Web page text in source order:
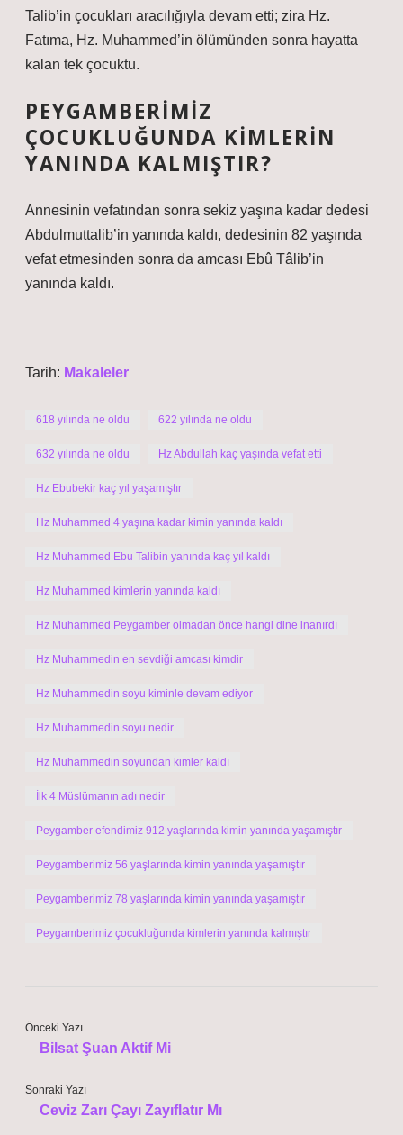
Talib’in çocukları aracılığıyla devam etti; zira Hz.
Fatıma, Hz. Muhammed’in ölümünden sonra hayatta
kalan tek çocuktu.
PEYGAMBERIMIZ
ÇOCUKLUĞUNDA KIMLERIN
YANINDA KALMIŞTIR?
Annesinin vefatından sonra sekiz yaşına kadar dedesi
Abdulmuttalib’in yanında kaldı, dedesinin 82 yaşında
vefat etmesinden sonra da amcası Ebû Tâlib’in
yanında kaldı.
Tarih: Makaleler
618 yılında ne oldu 622 yılında ne oldu
632 yılında ne oldu Hz Abdullah kaç yaşında vefat etti
Hz Ebubekir kaç yıl yaşamıştır
Hz Muhammed 4 yaşına kadar kimin yanında kaldı
Hz Muhammed Ebu Talibin yanında kaç yıl kaldı
Hz Muhammed kimlerin yanında kaldı
Hz Muhammed Peygamber olmadan önce hangi dine inanırdı
Hz Muhammedin en sevdiği amcası kimdir
Hz Muhammedin soyu kiminle devam ediyor
Hz Muhammedin soyu nedir
Hz Muhammedin soyundan kimler kaldı
İlk 4 Müslümanın adı nedir
Peygamber efendimiz 912 yaşlarında kimin yanında yaşamıştır
Peygamberimiz 56 yaşlarında kimin yanında yaşamıştır
Peygamberimiz 78 yaşlarında kimin yanında yaşamıştır
Peygamberimiz çocukluğunda kimlerin yanında kalmıştır
Önceki Yazı
Bilsat Şuan Aktif Mi
Sonraki Yazı
Ceviz Zarı Çayı Zayıflatır Mı